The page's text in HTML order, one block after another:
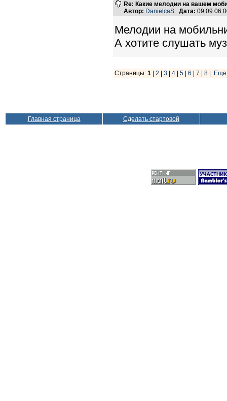
Re: Какие мелодии на вашем
Автор: DanielcaS Дата: 09.09.06
Мелодии на
А хотите слушать
Страницы: 1 | 2 | 3 | 4 | 5 | 6 | 7 | 8 |
Главная страница Сделать стартовой